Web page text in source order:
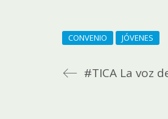
CONVENIO JÓVENES
#TICA La voz